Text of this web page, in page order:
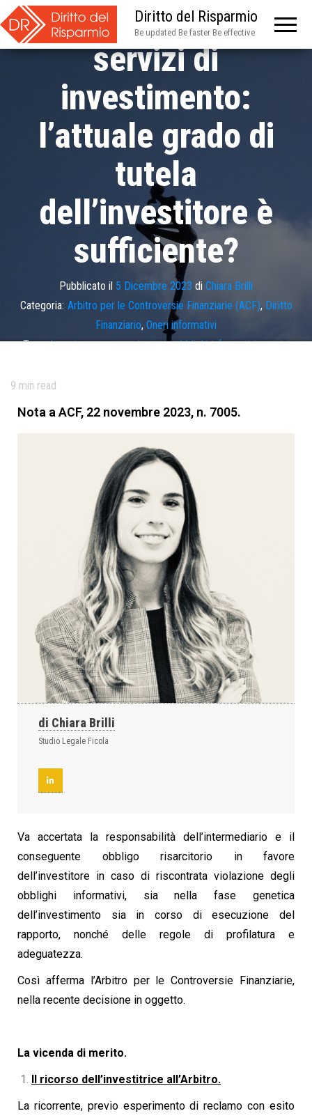
Diritto del Risparmio
Be updated Be faster Be effective
appropriatezza dei
servizi di
investimento:
l’attuale grado di
tutela
dell’investitore è
sufficiente?
Pubblicato il 5 Dicembre 2023 di Chiara Brilli
Categoria: Arbitro per le Controversie Finanziarie (ACF), Diritto
Finanziario, Oneri informativi
Tag adeguatezza,appropriatezza,obblighi informativi,servizi
9 min read
Nota a ACF, 22 novembre 2023, n. 7005.
di Chiara Brilli
Studio Legale Ficola
Va accertata la responsabilità dell’intermediario e il
conseguente obbligo risarcitorio in favore
dell’investitore in caso di riscontrata violazione degli
obblighi informativi, sia nella fase genetica
dell’investimento sia in corso di esecuzione del
rapporto, nonché delle regole di profilatura e
adeguatezza.
Così afferma l’Arbitro per le Controversie Finanziarie,
nella recente decisione in oggetto.
La vicenda di merito.
Il ricorso dell’investitrice all’Arbitro.
La ricorrente, previo esperimento di reclamo con esito